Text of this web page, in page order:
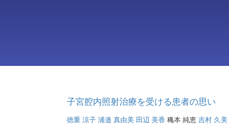
子宮腔内照射治療を受ける患者の思い
徳重 涼子 浦邉 真由美 田辺 美香 穐本 純恵 吉村 久美